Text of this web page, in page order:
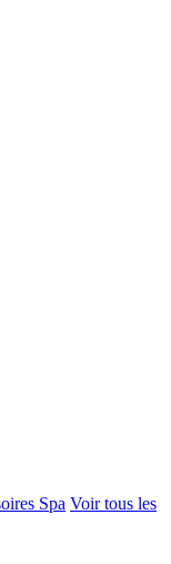
Spa Voir tous les